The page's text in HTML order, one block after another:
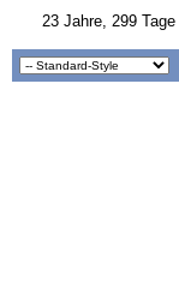
23 Jahre, 299